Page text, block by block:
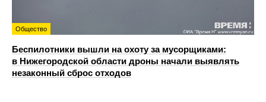
Общество
Беспилотники вышли на охоту за мусорщиками:
в Нижегородской области дроны начали выявлять
незаконный сброс отходов